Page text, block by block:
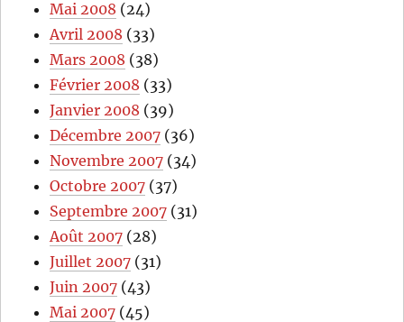
Mai 2008 (24)
Avril 2008 (33)
Mars 2008 (38)
Février 2008 (33)
Janvier 2008 (39)
Décembre 2007 (36)
Novembre 2007 (34)
Octobre 2007 (37)
Septembre 2007 (31)
Août 2007 (28)
Juillet 2007 (31)
Juin 2007 (43)
Mai 2007 (45)